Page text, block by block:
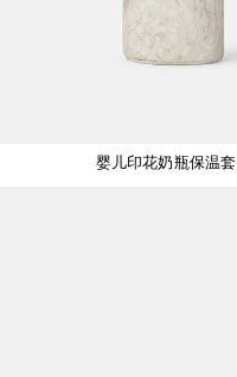
婴儿印花奶瓶保温套